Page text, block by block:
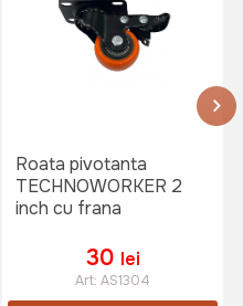
Roata pivotanta
TECHNOWORKER 2
inch cu frana
30 lei
Art: AS1304